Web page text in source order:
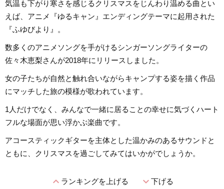
気温も下がり寒さを感じるクリスマスをじんわり温める曲とい
えば、アニメ『ゆるキャン』エンディングテーマに起用された
『ふゆびより』。
数多くのアニメソングを手がけるシンガーソングライターの
佐々木恵梨さんが2018年にリリースしました。
女の子たちが自然と触れ合いながらキャンプする姿を描く作品
にマッチした旅の模様が歌われています。
1人だけでなく、みんなで一緒に居ることの幸せに気づくハート
フルな場面が思い浮かぶ楽曲です。
アコースティックギターを主体とした温かみのあるサウンドと
ともに、クリスマスを過ごしてみてはいかがでしょうか。
expand_lessランキングを上げる expand_more下げる